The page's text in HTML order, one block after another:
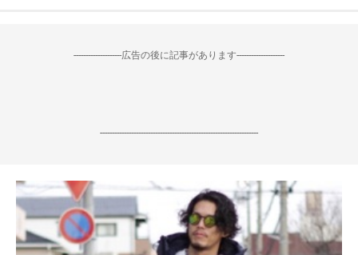
--------------------広告の後に記事があります--------------------
------------------------------------------------------------------